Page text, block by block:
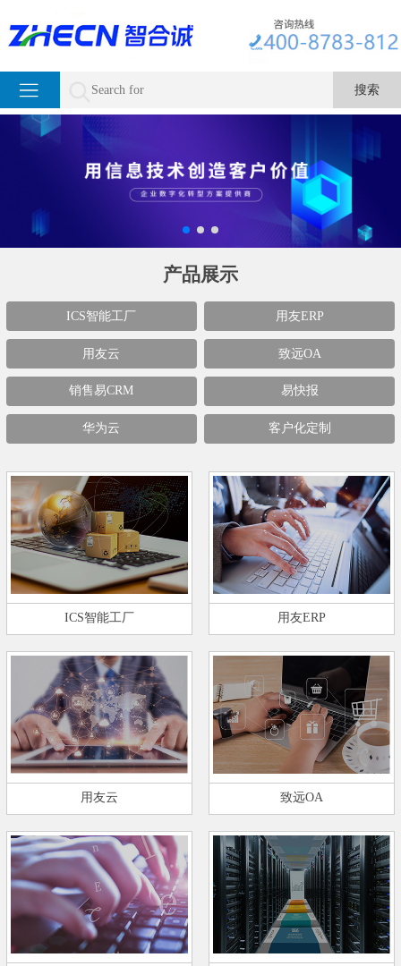
产品展示
ICS智能工厂 用友ERP
用友云 致远OA
销售易CRM 易快报
华为云 客户化定制
ICS智能工厂 用友ERP
用友云 致远OA